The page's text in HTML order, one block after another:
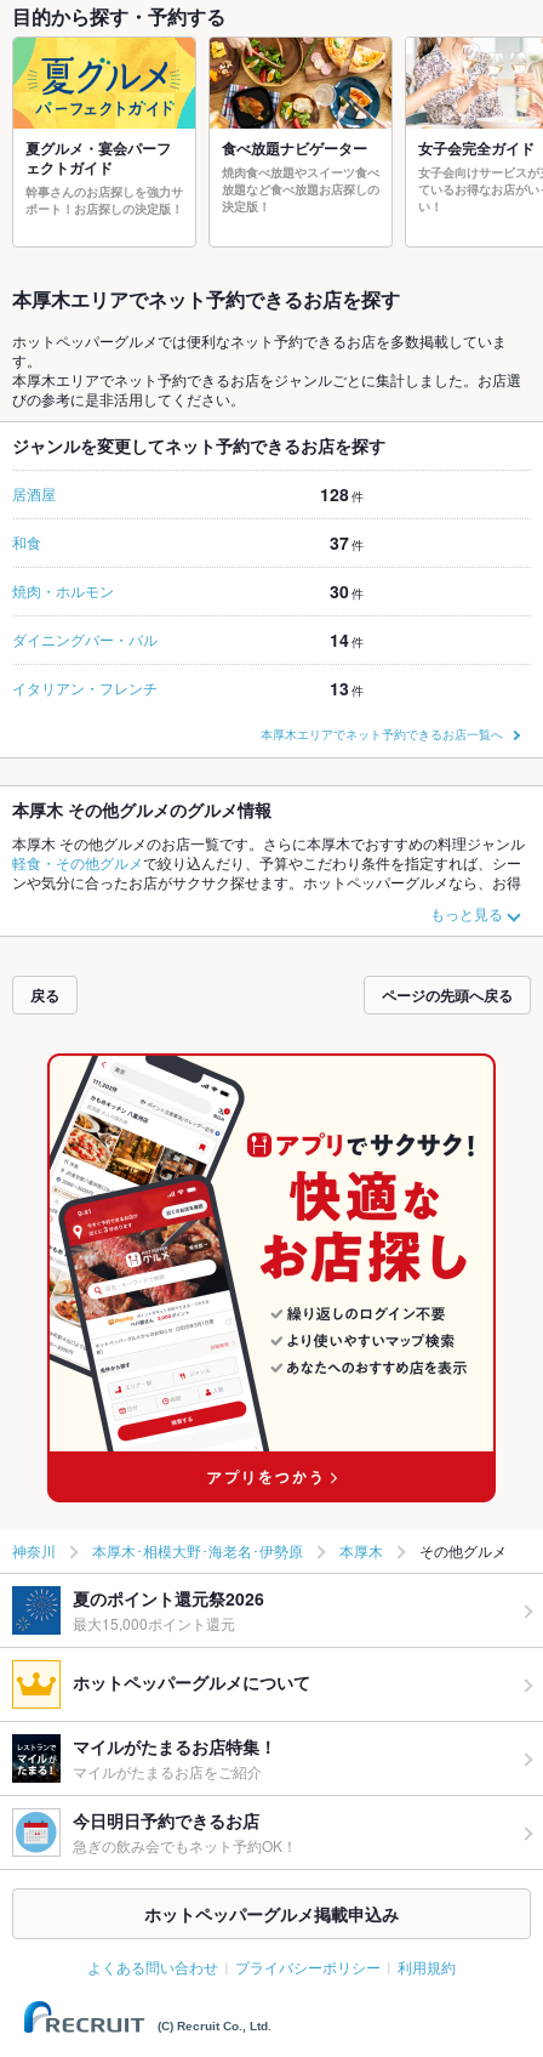
目的から探す・予約する
夏グルメ・宴会パーフ
ェクトガイド
幹事さんのお店探しを強力サ
ポート！お店探しの決定版！
食べ放題ナビゲーター
焼肉食べ放題やスイーツ食べ
放題など食べ放題お店探しの
決定版！
女子会完全ガイド
女子会向けサービスが
ているお得なお店がい
い！
本厚木エリアでネット予約できるお店を探す
ホットペッパーグルメでは便利なネット予約できるお店を多数掲載していま
す。
本厚木エリアでネット予約できるお店をジャンルごとに集計しました。お店選
びの参考に是非活用してください。
ジャンルを変更してネット予約できるお店を探す
居酒屋 128件
和食 37件
焼肉・ホルモン 30件
ダイニングバー・バル 14件
イタリアン・フレンチ 13件
本厚木エリアでネット予約できるお店一覧へ
本厚木 その他グルメのグルメ情報
本厚木 その他グルメのお店一覧です。さらに本厚木でおすすめの料理ジャンル
軽食・その他グルメで絞り込んだり、予算やこだわり条件を指定すれば、シー
ンや気分に合ったお店がサクサク探せます。ホットペッパーグルメなら、お得
最新情報をご紹介しているので安心！24時間使える簡単便利なネット予約が使
えるお店も拡大中です。友達どうしの飲み会にも、会社の宴会にも、デートや
もっと見る
戻る ページの先頭へ戻る
神奈川 本厚木･相模大野･海老名･伊勢原 本厚木 その他グルメ
夏のポイント還元祭2026
最大15,000ポイント還元
ホットペッパーグルメについて
マイルがたまるお店特集！
マイルがたまるお店をご紹介
今日明日予約できるお店
急ぎの飲み会でもネット予約OK！
ホットペッパーグルメ掲載申込み
よくある問い合わせ プライバシーポリシー 利用規約
(C) Recruit Co., Ltd.